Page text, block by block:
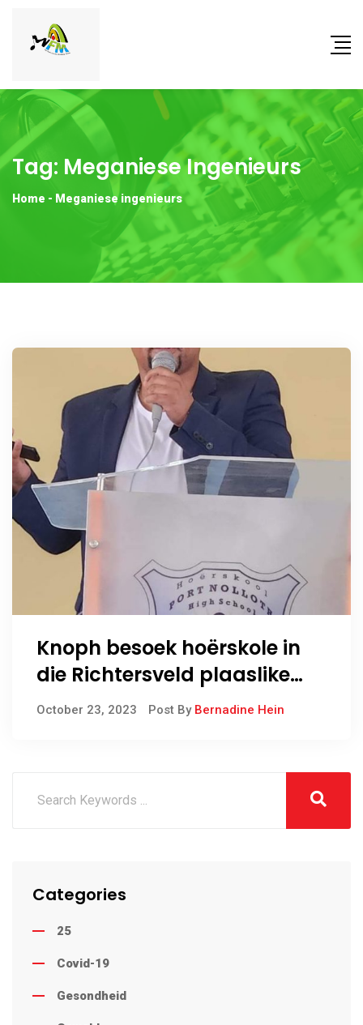
Tag: Meganiese Ingenieurs
Home - Meganiese ingenieurs
Knoph besoek hoërskole in
die Richtersveld plaaslike
munisipaliteit
October 23, 2023 Post By Bernadine Hein
Categories
25
Covid-19
Gesondheid